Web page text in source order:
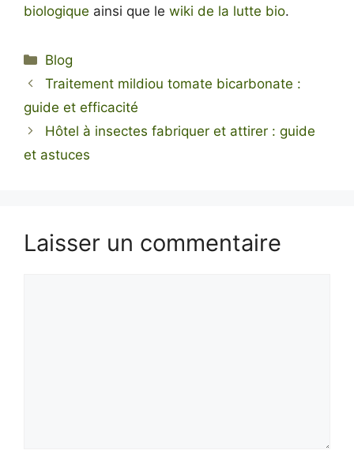
biologique ainsi que le wiki de la lutte bio.
Catégories
Blog
Traitement mildiou tomate bicarbonate :
guide et efficacité
Hôtel à insectes fabriquer et attirer : guide
et astuces
Laisser un commentaire